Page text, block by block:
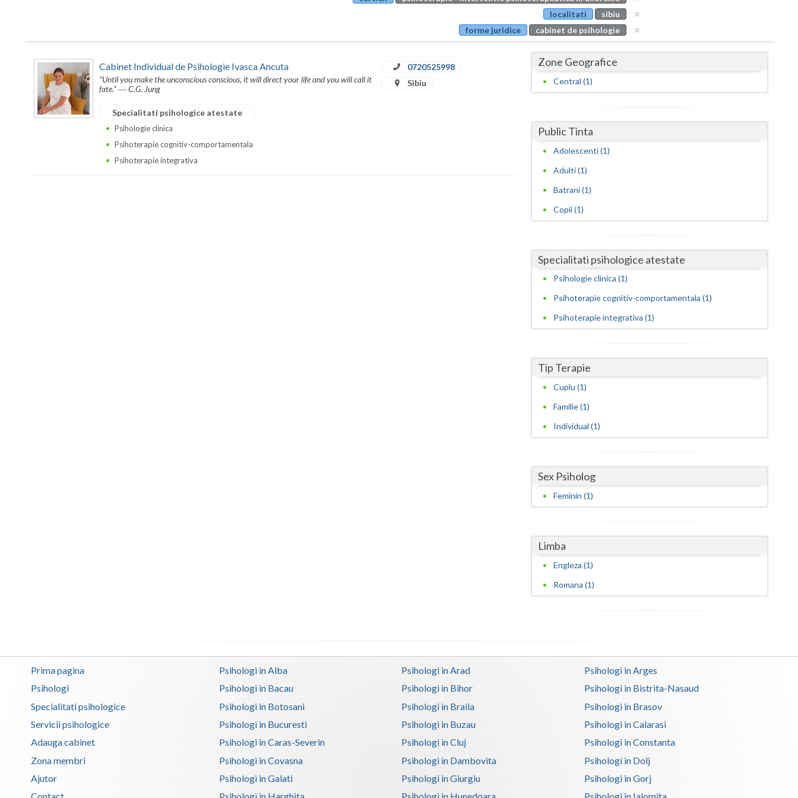
Buzau
Calarasi
Caras-Severin
Giurgiu
Harghita
Ialomita
Mures
Prahova
Tulcea
Valcea
Vaslui
Vrancea
localitati
sibiu
forme juridice
cabinet de psihologie
Cabinet Individual de Psihologie Ivasca Ancuta
“Until you make the unconscious conscious, it will direct your life and you will call it
fate.” ― C.G. Jung
0720525998
Sibiu
Specialitati psihologice atestate
Psihologie clinica
Psihoterapie cognitiv-comportamentala
Psihoterapie integrativa
Zone Geografice
Central (1)
Public Tinta
Adolescenti (1)
Adulti (1)
Batrani (1)
Copii (1)
Specialitati psihologice atestate
Psihologie clinica (1)
Psihoterapie cognitiv-comportamentala (1)
Psihoterapie integrativa (1)
Tip Terapie
Cuplu (1)
Familie (1)
Individual (1)
Sex Psiholog
Feminin (1)
Limba
Engleza (1)
Romana (1)
Prima pagina
Psihologi
Specialitati psihologice
Servicii psihologice
Adauga cabinet
Zona membri
Ajutor
Psihologi in Alba Psihologi in Arad
Psihologi in Arges
Psihologi in Bacau
Psihologi in Bihor
Psihologi in Bistrita-Nasaud
Psihologi in Botosani
Psihologi in Braila
Psihologi in Brasov
Psihologi in Bucuresti
Psihologi in Buzau
Psihologi in Calarasi
Psihologi in Caras-Severin
Psihologi in Cluj
Psihologi in Constanta
Psihologi in Covasna
Psihologi in Dambovita
Psihologi in Dolj
Psihologi in Galati
Psihologi in Giurgiu
Psihologi in Gorj